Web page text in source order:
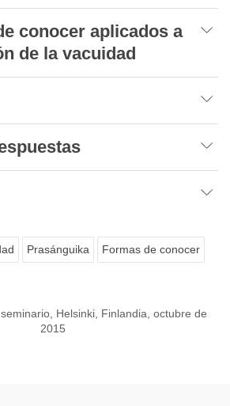
conocer aplicados a
de la vacuidad
Prasánguika Formas de conocer
Helsinki, Finlandia, octubre de
2015